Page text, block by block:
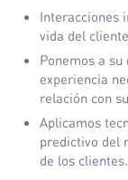
Interacciones
vida del
Ponemos a
experiencia
relación con
Aplicamos
predictivo del
de los clientes.